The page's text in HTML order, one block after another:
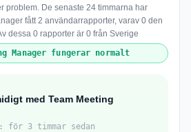
problem. De senaste 24 timmarna har
fått 2 användarrapporter, varav 0 den
dessa 0 rapporter är 0 från Sverige
Manager fungerar normalt
med Team Meeting
för 3 timmar sedan